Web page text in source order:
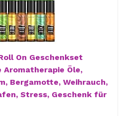
On Geschenkset
Aromatherapie Öle,
Bergamotte, Weihrauch,
Stress, Geschenk für